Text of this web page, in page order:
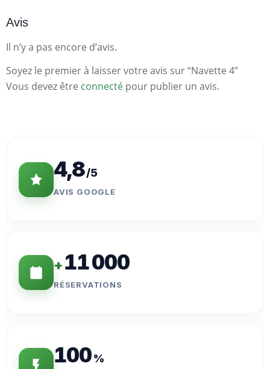
Avis
Il n’y a pas encore d’avis.
Soyez le premier à laisser votre avis sur “Navette 4”
Vous devez être connecté pour publier un avis.
4,8/5
AVIS GOOGLE
+11 000
RÉSERVATIONS
100%